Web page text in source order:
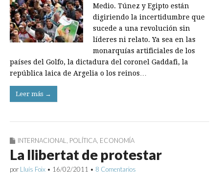
Medio. Túnez y Egipto están
digiriendo la incertidumbre que
sucede a una revolución sin
líderes ni relato. Ya sea en las
monarquías artificiales de los
países del Golfo, la dictadura del coronel Gaddafi, la
república laica de Argelia o los reinos…
Leer más →
INTERNACIONAL POLÍTICA ECONOMÍA
La llibertat de protestar
por Lluís Foix • 16/02/2011 • 8 Comentarios